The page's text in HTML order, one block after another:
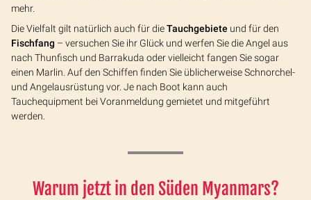
mehr.
Die Vielfalt gilt natürlich auch für dieTauchgebiete und für den
Fischfang – versuchen Sie ihr Glück und werfen Sie die Angel aus
nach Thunfisch und Barrakuda oder vielleicht fangen Sie sogar
einen Marlin. Auf den Schiffen finden Sie üblicherweise Schnorchel-
und Angelausrüstung vor. Je nach Boot kann auch
Tauchequipment bei Voranmeldung gemietet und mitgeführt
werden.
Warum jetzt in den Süden Myanmars?